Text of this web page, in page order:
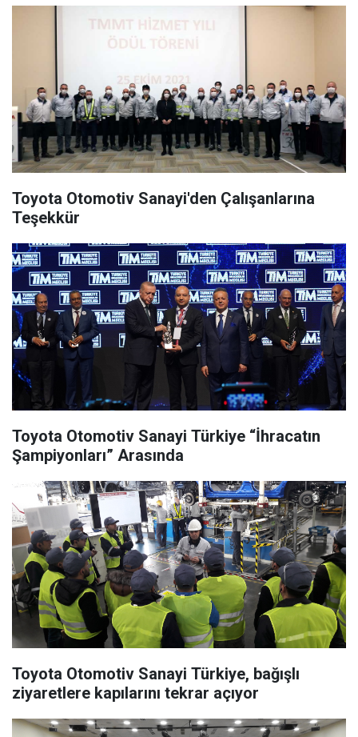
Toyota Otomotiv Sanayi'den Çalışanlarına
Teşekkür
Toyota Otomotiv Sanayi Türkiye “İhracatın
Şampiyonları” Arasında
Toyota Otomotiv Sanayi Türkiye, bağışlı
ziyaretlere kapılarını tekrar açıyor